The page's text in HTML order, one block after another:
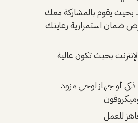
بحيث يقوم بالمشاركة معك
ضمان استمرارية رعايتك
بحيث تكون عالية
ذكي أو جهاز لوحي مزود
للعمل